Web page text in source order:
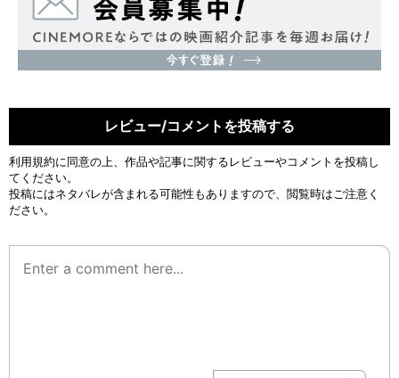
レビュー/コメントを投稿する
利用規約に同意の上、作品や記事に関するレビューやコメントを投稿し
てください。
投稿にはネタバレが含まれる可能性もありますので、閲覧時はご注意く
ださい。